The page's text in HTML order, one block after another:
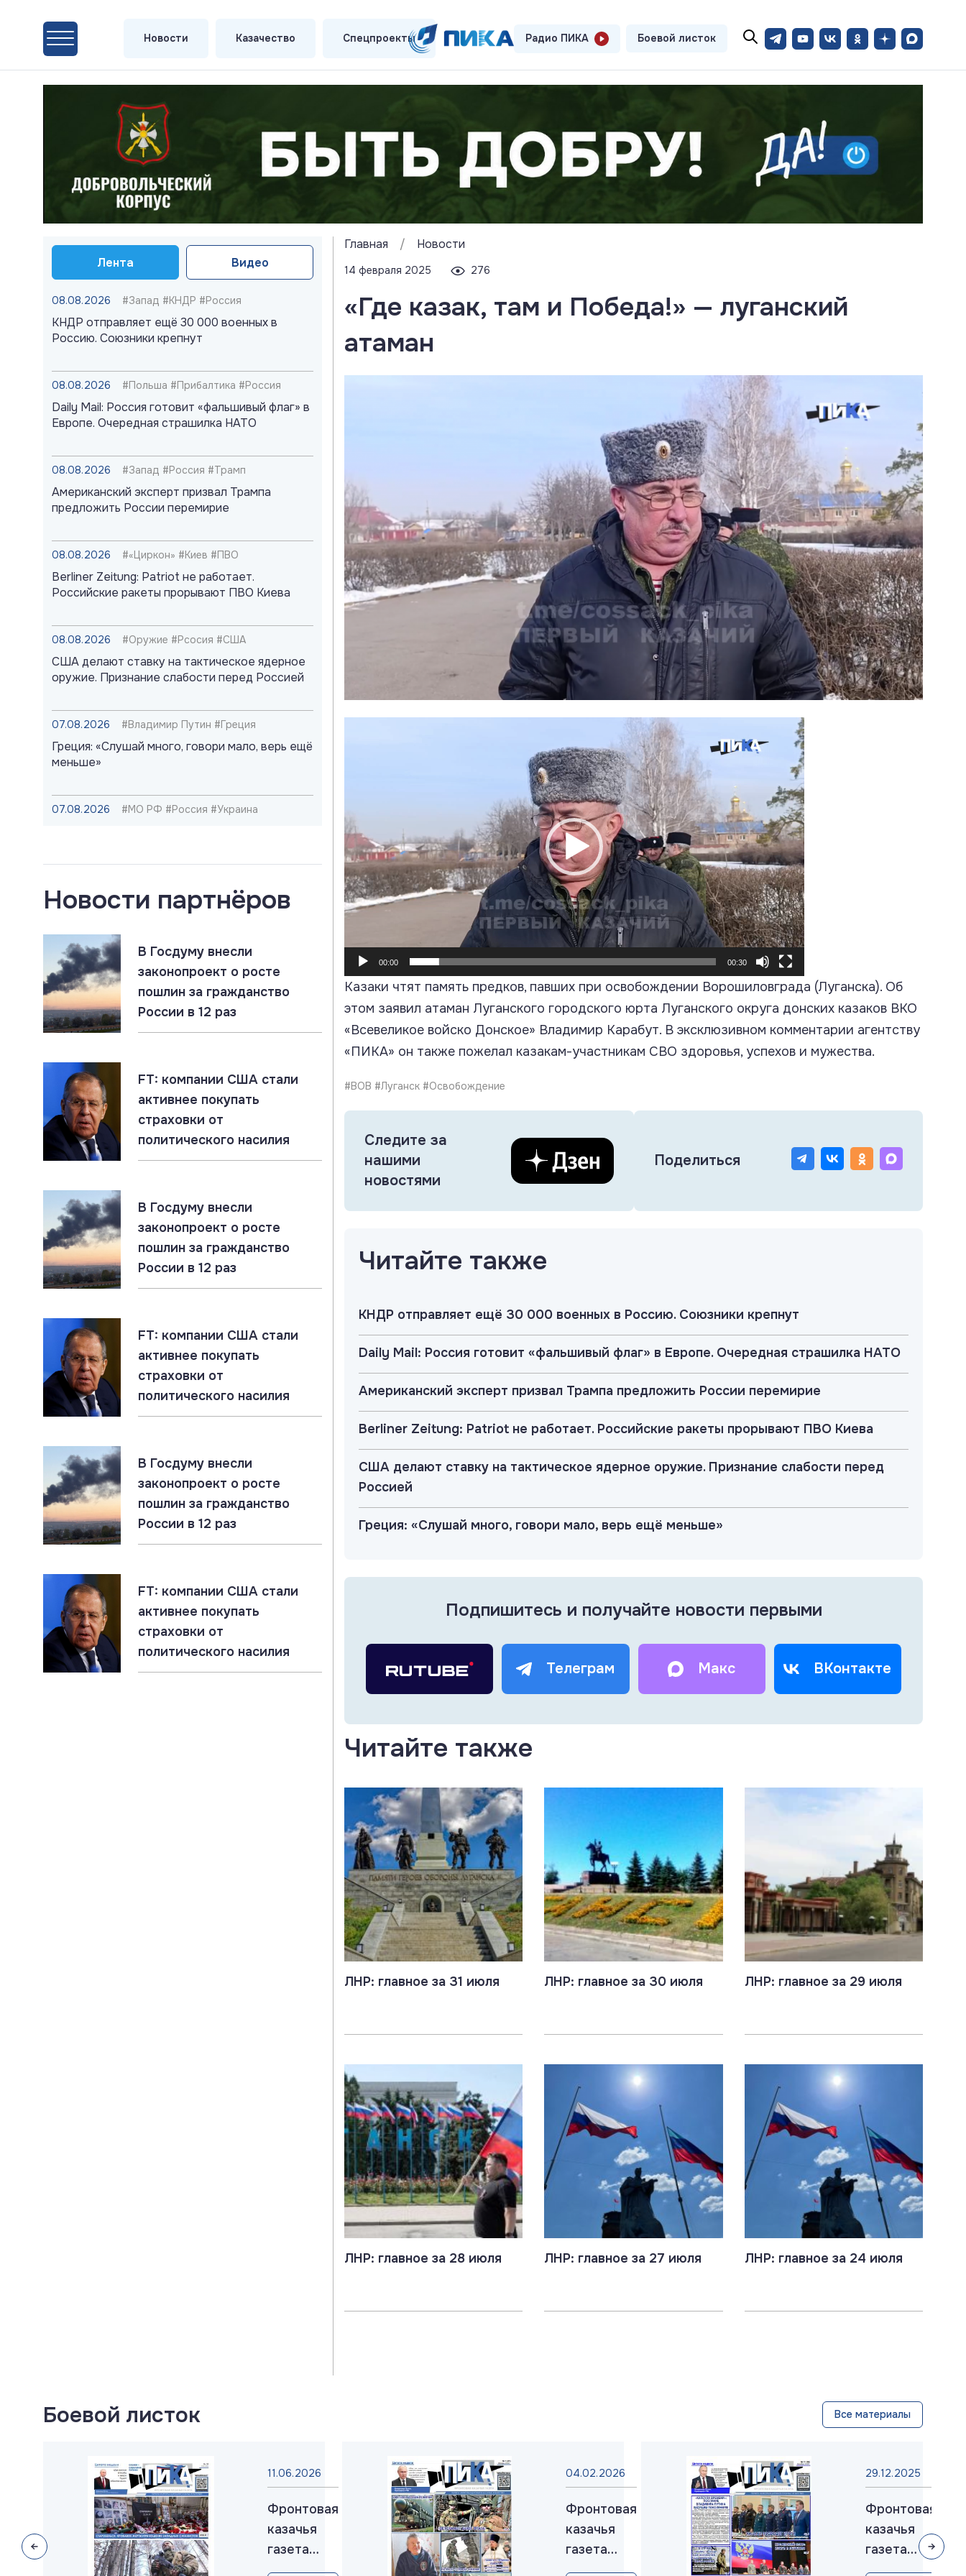
Новости Казачество Спецпроекты Радио ПИКА Боевой листок
Лента Видео
08.08.2026 #Запад #КНДР #Россия
КНДР отправляет ещё 30 000 военных в
Россию. Союзники крепнут
08.08.2026 #Польша #Прибалтика #Россия
Daily Mail: Россия готовит «фальшивый флаг» в
Европе. Очередная страшилка НАТО
08.08.2026 #Запад #Россия #Трамп
Американский эксперт призвал Трампа
предложить России перемирие
08.08.2026 #«Циркон» #Киев #ПВО
Berliner Zeitung: Patriot не работает.
Российские ракеты прорывают ПВО Киева
08.08.2026 #Оружие #Рсосия #США
США делают ставку на тактическое ядерное
оружие. Признание слабости перед Россией
07.08.2026 #Владимир Путин #Греция
Греция: «Слушай много, говори мало, верь ещё
меньше»
07.08.2026 #МО РФ #Россия #Украина
международному праву
07.08.2026
#Подводные лодки #Россия #США
#Флот
ВМС США
07.08.2026 #СВО #Сводка #Харьковская область
Харьковская область: главное за 7 августа
07.08.2026
Россия создаёт Силы беспилотных систем.
Опыт СВО учтён
07.08.2026
#Запорожская область #СВО
Запорожская область: главное за 7 августа
07.08.2026 #Газ #ЕС #Нефть #Россия #Флот
Россия наращивает флот LNG-танкеров.
Новости партнёров
В Госдуму внесли
законопроект о росте
пошлин за гражданство
России в 12 раз
FT: компании США стали
активнее покупать
страховки от
политического насилия
В Госдуму внесли
законопроект о росте
пошлин за гражданство
России в 12 раз
FT: компании США стали
активнее покупать
страховки от
политического насилия
В Госдуму внесли
законопроект о росте
пошлин за гражданство
России в 12 раз
FT: компании США стали
активнее покупать
страховки от
политического насилия
Главная / Новости
14 февраля 2025 276
«Где казак, там и Победа!» — луганский
атаман
00:00 00:30
Казаки чтят память предков, павших при освобождении Ворошиловграда (Луганска). Об
этом заявил атаман Луганского городского юрта Луганского округа донских казаков ВКО
«Всевеликое войско Донское» Владимир Карабут. В эксклюзивном комментарии агентству
«ПИКА» он также пожелал казакам-участникам СВО здоровья, успехов и мужества.
#ВОВ #Луганск #Освобождение
Следите за
нашими
новостями
Поделиться
Читайте также
КНДР отправляет ещё 30 000 военных в Россию. Союзники крепнут
Daily Mail: Россия готовит «фальшивый флаг» в Европе. Очередная страшилка НАТО
Американский эксперт призвал Трампа предложить России перемирие
Berliner Zeitung: Patriot не работает. Российские ракеты прорывают ПВО Киева
США делают ставку на тактическое ядерное оружие. Признание слабости перед
Россией
Греция: «Слушай много, говори мало, верь ещё меньше»
Подпишитесь и получайте новости первыми
Телеграм Макс ВКонтакте
Читайте также
ЛНР: главное за 31 июля ЛНР: главное за 30 июля ЛНР: главное за 29 июля
ЛНР: главное за 28 июля ЛНР: главное за 27 июля ЛНР: главное за 24 июля
Боевой листок Все материалы
11.06.2026
Фронтовая
казачья
газета
«ПИКА»:
04.02.2026
Фронтовая
казачья
газета
«ПИКА»:
29.12.2025
Фронтовая
казачья
газета
«ПИКА»: